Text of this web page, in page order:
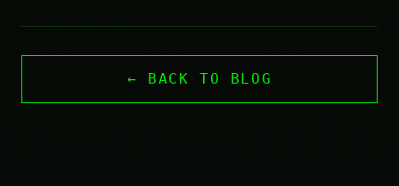
← BACK TO BLOG